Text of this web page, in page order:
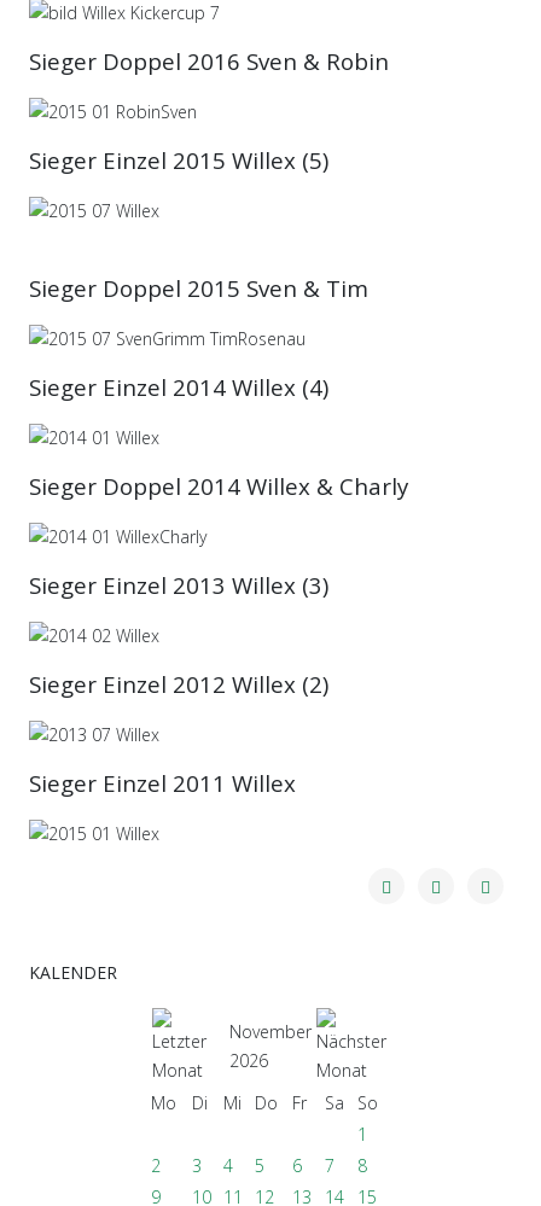
Sieger Doppel 2016 Sven & Robin
Sieger Einzel 2015 Willex (5)
Sieger Doppel 2015 Sven & Tim
Sieger Einzel 2014 Willex (4)
Sieger Doppel 2014 Willex & Charly
Sieger Einzel 2013 Willex (3)
Sieger Einzel 2012 Willex (2)
Sieger Einzel 2011 Willex
KALENDER
November
2026
Mo
Di Mi Do Fr Sa
So
1
2
3 4 5 6 7
8
9
10 11 12 13 14
15